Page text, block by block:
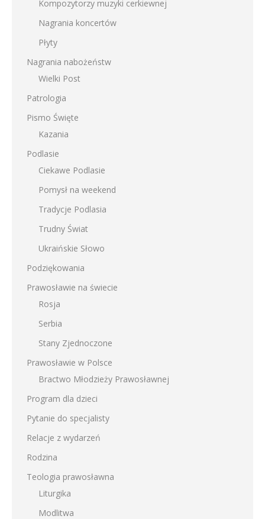
Kompozytorzy muzyki cerkiewnej
Nagrania koncertów
Płyty
Nagrania nabożeństw
Wielki Post
Patrologia
Pismo Święte
Kazania
Podlasie
Ciekawe Podlasie
Pomysł na weekend
Tradycje Podlasia
Trudny Świat
Ukraińskie Słowo
Podziękowania
Prawosławie na świecie
Rosja
Serbia
Stany Zjednoczone
Prawosławie w Polsce
Bractwo Młodzieży Prawosławnej
Program dla dzieci
Pytanie do specjalisty
Relacje z wydarzeń
Rodzina
Teologia prawosławna
Liturgika
Modlitwa